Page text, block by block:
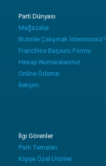
Parti Dünyası
Mağazalar
Bizimle Çalışmak İstermisiniz?
Franchise Başvuru Formu
Hesap Numaralarımız
Online Ödeme
İletişim
İlgi Görenler
Parti Temaları
Kişiye Özel Ürünler